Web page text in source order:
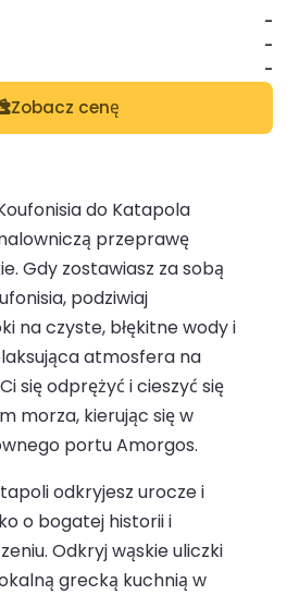
-
-
-
Zobacz cenę
do Katapola
przeprawę
Gdy zostawiasz za sobą
podziwiaj
na czyste, błękitne wody i
atmosfera na
się odprężyć i cieszyć się
morza, kierując się w
portu Amorgos.
odkryjesz urocze i
o bogatej historii i
Odkryj wąskie uliczki
grecką kuchnią w